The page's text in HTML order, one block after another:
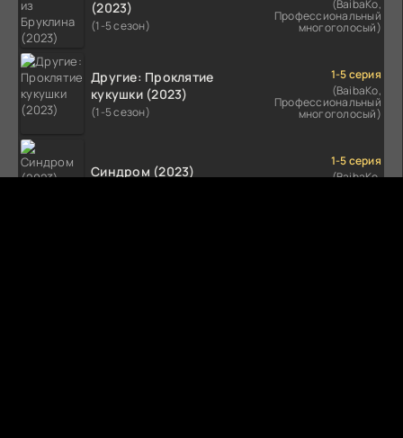
(2023)
(1-5 сезон)
(BaibaKo,
Профессиональный
многоголосый)
Другие: Проклятие
кукушки (2023)
(1-5 сезон)
1-5 серия
(BaibaKo,
Профессиональный
многоголосый)
Синдром (2023)
1-5 серия
(BaibaKo,